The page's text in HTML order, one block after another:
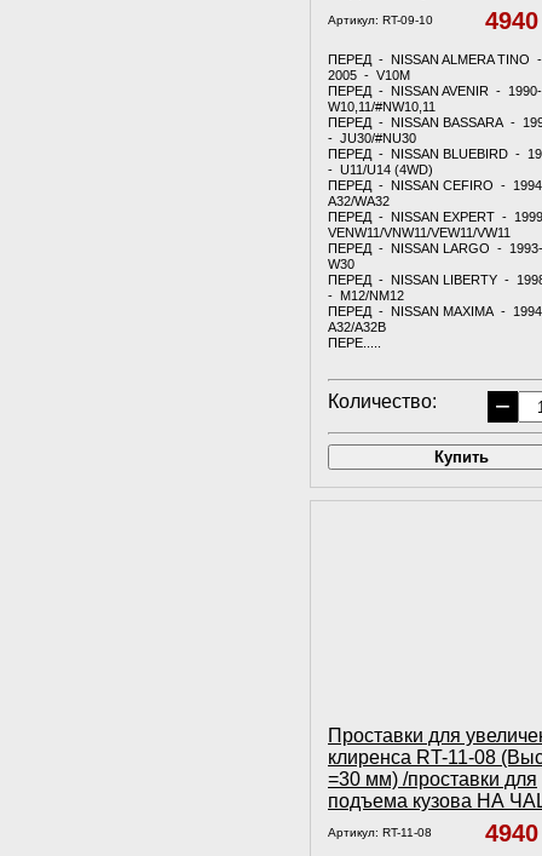
Артикул: RT-09-10
ПЕРЕД - NISSAN ALMERA TINO
2005 - V10M
ПЕРЕД - NISSAN AVENIR -
W10,11/#NW10,11
ПЕРЕД - NISSAN BASSARA -
- JU30/#NU30
ПЕРЕД - NISSAN BLUEBIRD -
- U11/U14 (4WD)
ПЕРЕД - NISSAN CEFIRO -
A32/WA32
ПЕРЕД - NISSAN EXPERT -
VENW11/VNW11/VEW11/VW11
ПЕРЕД - NISSAN LARGO -
W30
ПЕРЕД - NISSAN LIBERTY -
- M12/NM12
ПЕРЕД - NISSAN MAXIMA -
A32/A32B
ПЕРЕ.....
Количество: −
Купить
Проставки для
клиренса RT-11-08
=30 мм) /проставки для
подъема кузова НА
Артикул: RT-11-08